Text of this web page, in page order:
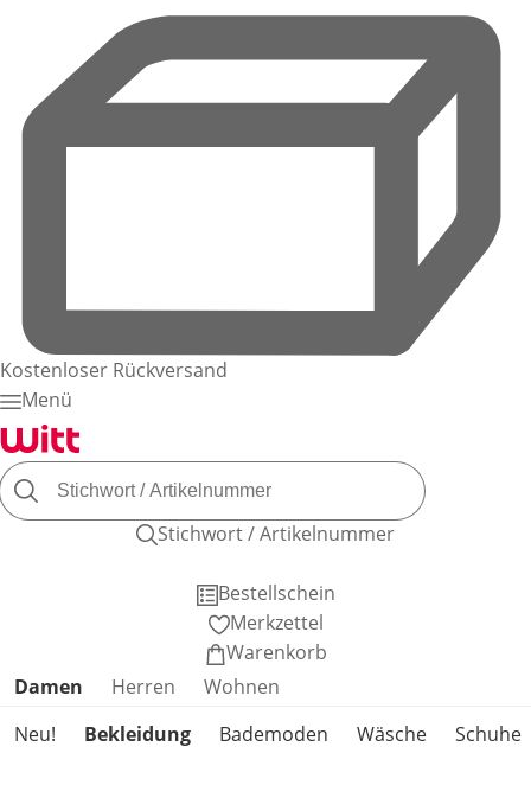
Kostenloser Rückversand
Menü
Stichwort / Artikelnummer
Bestellschein
Merkzettel
Warenkorb
Produktkategorien überspringen
Damen Herren
Wohnen
Neu!
Bekleidung Bademoden Wäsche Schuhe